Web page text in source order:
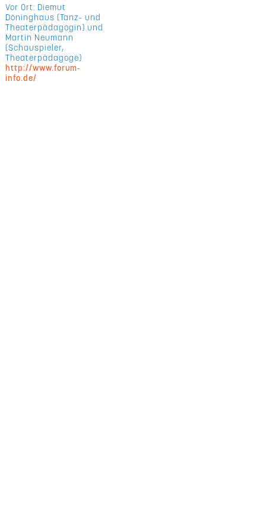
Vor Ort: Diemut
Döninghaus (Tanz- und
Theaterpädagogin) und
Martin Neumann
(Schauspieler,
Theaterpädagoge)
http://www.forum-
info.de/